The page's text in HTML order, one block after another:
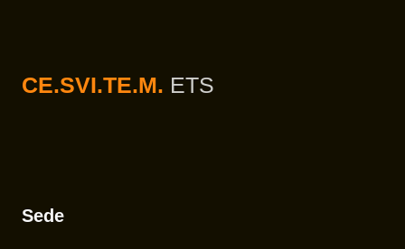
CE.SVI.TE.M. ETS
Sede